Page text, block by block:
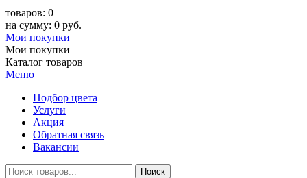
товаров: 0
на сумму: 0 руб.
Мои покупки
Мои покупки
Каталог товаров
Меню
Подбор цвета
Услуги
Акция
Обратная связь
Вакансии